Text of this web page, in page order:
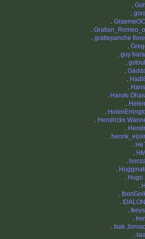
.
.
.
.
. grattepanche
.
. guy
.
.
.
.
. Haruki
.
.
. Hendrickx
.
.
.
.
.
.
. Hugo
.
.
.
.
.
. Isak
.